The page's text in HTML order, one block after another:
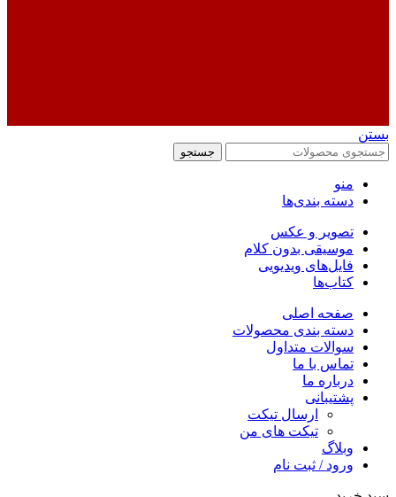
بستن
جستجو
منو
دسته بندی‌ها
تصویر و عکس
موسیقی بدون کلام
فایل‌های ویدیویی
کتاب‌ها
صفحه اصلی
دسته بندی محصولات
سوالات متداول
تماس با ما
درباره ما
پشتیبانی
ارسال تیکت
تیکت های من
وبلاگ
ورود / ثبت نام